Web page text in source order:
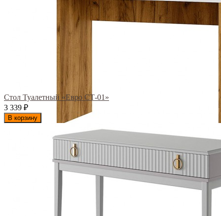
Стол Туалетный «Евро СТ-01»
3 339 ₽
В корзину